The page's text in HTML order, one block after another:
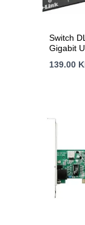
Switch
Gigabit
139.00